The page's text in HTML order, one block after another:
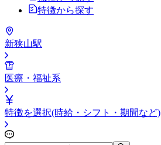
特徴から探す
新狭山駅
医療・福祉系
特徴を選択(時給・シフト・期間など)